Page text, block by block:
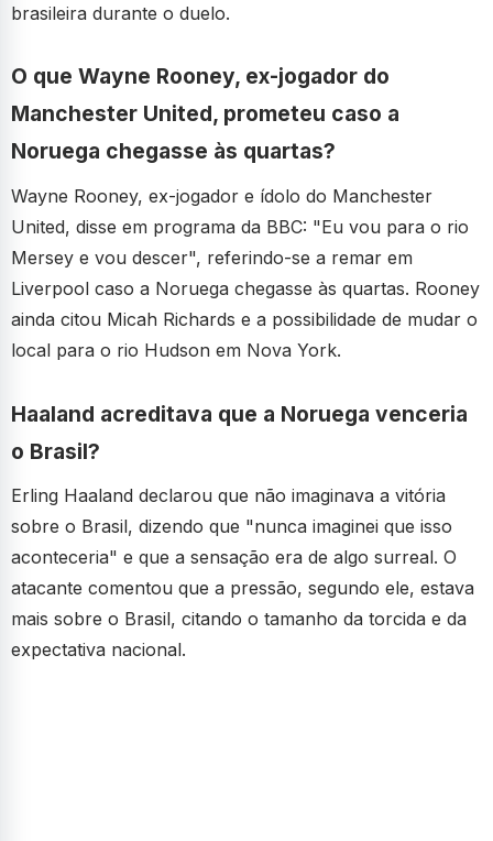
brasileira durante o duelo.
O que Wayne Rooney, ex-jogador do
Manchester United, prometeu caso a
Noruega chegasse às quartas?
Wayne Rooney, ex-jogador e ídolo do Manchester
United, disse em programa da BBC: "Eu vou para o rio
Mersey e vou descer", referindo-se a remar em
Liverpool caso a Noruega chegasse às quartas. Rooney
ainda citou Micah Richards e a possibilidade de mudar o
local para o rio Hudson em Nova York.
Haaland acreditava que a Noruega venceria
o Brasil?
Erling Haaland declarou que não imaginava a vitória
sobre o Brasil, dizendo que "nunca imaginei que isso
aconteceria" e que a sensação era de algo surreal. O
atacante comentou que a pressão, segundo ele, estava
mais sobre o Brasil, citando o tamanho da torcida e da
expectativa nacional.